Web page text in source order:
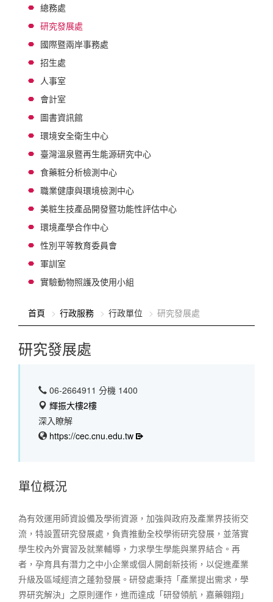
總務處
研究發展處
國際暨兩岸事務處
招生處
人事室
會計室
圖書資訊館
環境安全衛生中心
臺灣溫泉暨再生能源研究中心
食藥粧分析檢測中心
職業健康與環境檢測中心
美粧生技產品開發暨功能性評估中心
環境產學合作中心
性別平等教育委員會
軍訓室
實驗動物照護及使用小組
首頁 行政服務 行政單位 研究發展處
研究發展處
06-2664911 分機 1400
輝振大樓2樓
深入瞭解
https://cec.cnu.edu.tw
單位概況
為有效運用師資設備及學術資源，加強與政府及產業界技術交
流，特設置研究發展處，負責推動全校學術研究發展，並落實
學生校內外實習及就業輔導，力求學生學能與業界結合。再
者，孕育具有潛力之中小企業或個人開創新技術，以促進產業
升級及區域經濟之蓬勃發展。研發處秉持「產業提出需求，學
界研究解決」之原則運作，進而達成「研發領航，嘉藥翱翔」